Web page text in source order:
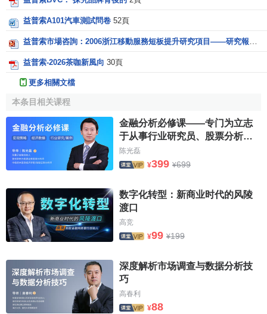
益普索目前已經成長為中國最大的個案研究公司之一。
2005年3月益普索集團又成功併購了廣東大通市場研究有限
公司GDMR 。這次併購 使得益普索在數據採集方面的能力得
到進一步加強。目前，益普索在中國擁有專業人員700餘名，
在北京、上海、廣州和成都均設有分公司。
益普索在中國遵循集團統一的戰略-專註於特定的研究領域。
在中國，益普索專註於營銷研究、廣告研究、滿意度和忠誠
度研究、公眾事務研究等四大領域的市場研究服務。
及數據採集網路；擁有各個研究領域的研究專家，不僅需要
他們具備國際視野，同時要求他們對於中國市場和商業機構
有深入瞭解。“全球資源與本地專家相結合”使益普索能夠提供
最高質量的服務。益普索不僅服務於國際性的客戶，並努力
廣東大通市場研究有限公司
廣東大通市場研究有限公司成立於1995年，致力於市場
益普索A101汽車測試問卷 52頁
益普索市場咨詢：2006浙江移動服務短板提升研究項目——研究報告
益普索-2026茶咖新風向 30頁
更多相關文檔
本条目相关课程
金融分析必修课——专门为立志
于从事行业研究员、股票分析
师、基金经理的你打造
陈光磊
¥399 ¥699
数字化转型：新商业时代的风陵
渡口
高竞
¥99 ¥199
深度解析市场调查与数据分析技
巧
高春利
¥88